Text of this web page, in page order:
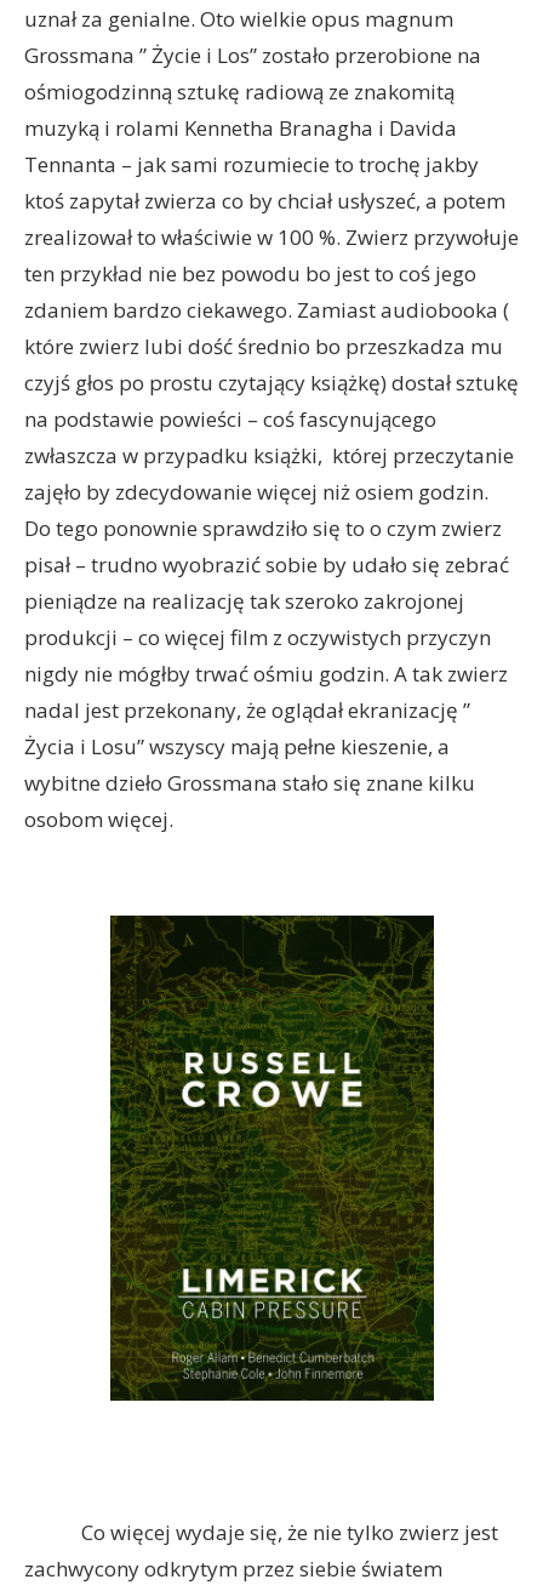
uznał za genialne. Oto wielkie opus magnum
Grossmana ” Życie i Los” zostało przerobione na
ośmiogodzinną sztukę radiową ze znakomitą
muzyką i rolami Kennetha Branagha i Davida
Tennanta – jak sami rozumiecie to trochę jakby
ktoś zapytał zwierza co by chciał usłyszeć, a potem
zrealizował to właściwie w 100 %. Zwierz przywołuje
ten przykład nie bez powodu bo jest to coś jego
zdaniem bardzo ciekawego. Zamiast audiobooka (
które zwierz lubi dość średnio bo przeszkadza mu
czyjś głos po prostu czytający książkę) dostał sztukę
na podstawie powieści – coś fascynującego
zwłaszcza w przypadku książki, której przeczytanie
zajęło by zdecydowanie więcej niż osiem godzin.
Do tego ponownie sprawdziło się to o czym zwierz
pisał – trudno wyobrazić sobie by udało się zebrać
pieniądze na realizację tak szeroko zakrojonej
produkcji – co więcej film z oczywistych przyczyn
nigdy nie mógłby trwać ośmiu godzin. A tak zwierz
nadal jest przekonany, że oglądał ekranizację ”
Życia i Losu” wszyscy mają pełne kieszenie, a
wybitne dzieło Grossmana stało się znane kilku
osobom więcej.
Co więcej wydaje się, że nie tylko zwierz jest
zachwycony odkrytym przez siebie światem